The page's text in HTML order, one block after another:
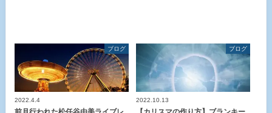
ブログ
2022.4.4
ブログ
2022.10.13